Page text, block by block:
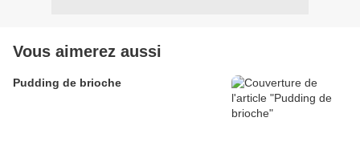
Vous aimerez aussi
Pudding de brioche